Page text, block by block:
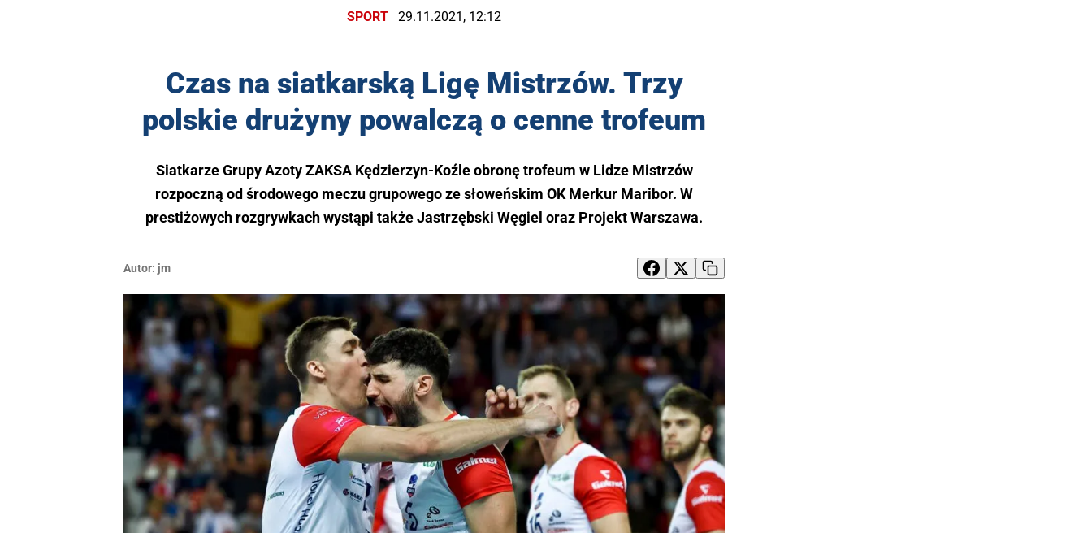
SPORT 29.11.2021, 12:12
Czas na siatkarską Ligę Mistrzów. Trzy
polskie drużyny powalczą o cenne trofeum
Siatkarze Grupy Azoty ZAKSA Kędzierzyn-Koźle obronę trofeum w Lidze Mistrzów
rozpoczną od środowego meczu grupowego ze słoweńskim OK Merkur Maribor. W
prestiżowych rozgrywkach wystąpi także Jastrzębski Węgiel oraz Projekt Warszawa.
Autor: jm